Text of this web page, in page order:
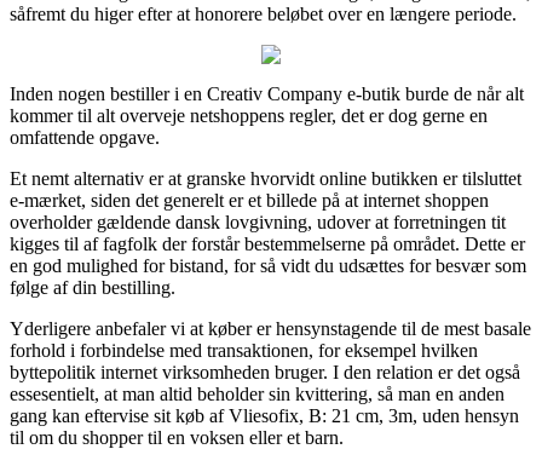
såfremt du higer efter at honorere beløbet over en længere periode.
Inden nogen bestiller i en Creativ Company e-butik burde de når alt
kommer til alt overveje netshoppens regler, det er dog gerne en
omfattende opgave.
Et nemt alternativ er at granske hvorvidt online butikken er tilsluttet
e-mærket, siden det generelt er et billede på at internet shoppen
overholder gældende dansk lovgivning, udover at forretningen tit
kigges til af fagfolk der forstår bestemmelserne på området. Dette er
en god mulighed for bistand, for så vidt du udsættes for besvær som
følge af din bestilling.
Yderligere anbefaler vi at køber er hensynstagende til de mest basale
forhold i forbindelse med transaktionen, for eksempel hvilken
byttepolitik internet virksomheden bruger. I den relation er det også
essesentielt, at man altid beholder sin kvittering, så man en anden
gang kan eftervise sit køb af Vliesofix, B: 21 cm, 3m, uden hensyn
til om du shopper til en voksen eller et barn.